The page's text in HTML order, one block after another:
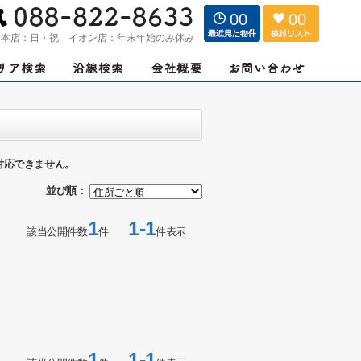
本店：日・祝 イオン店：年末年始のみ休み
00 00
できません。
並び順：
該当公開件数1件1-1件表示